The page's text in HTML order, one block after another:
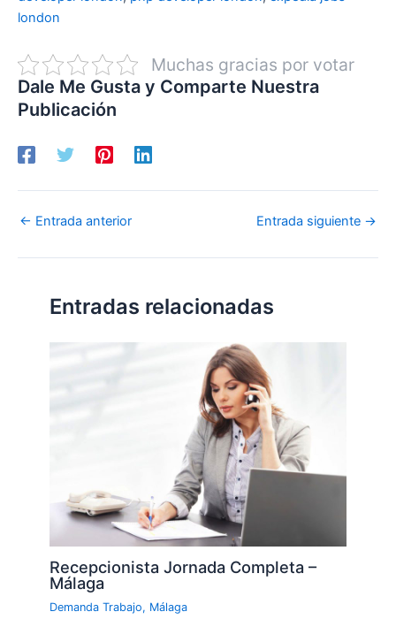
london
Muchas gracias por votar
Dale Me Gusta y Comparte Nuestra
Publicación
← Entrada anterior Entrada siguiente →
Entradas relacionadas
Recepcionista Jornada Completa –
Málaga
Demanda Trabajo, Málaga